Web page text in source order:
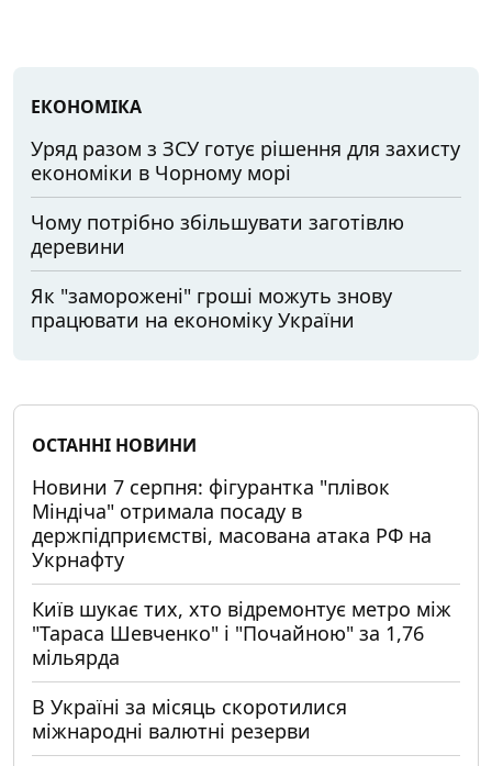
ЕКОНОМІКА
Уряд разом з ЗСУ готує рішення для захисту
економіки в Чорному морі
Чому потрібно збільшувати заготівлю
деревини
Як "заморожені" гроші можуть знову
працювати на економіку України
ОСТАННІ НОВИНИ
Новини 7 серпня: фігурантка "плівок
Міндіча" отримала посаду в
держпідприємстві, масована атака РФ на
Укрнафту
Київ шукає тих, хто відремонтує метро між
"Тараса Шевченко" і "Почайною" за 1,76
мільярда
В Україні за місяць скоротилися
міжнародні валютні резерви